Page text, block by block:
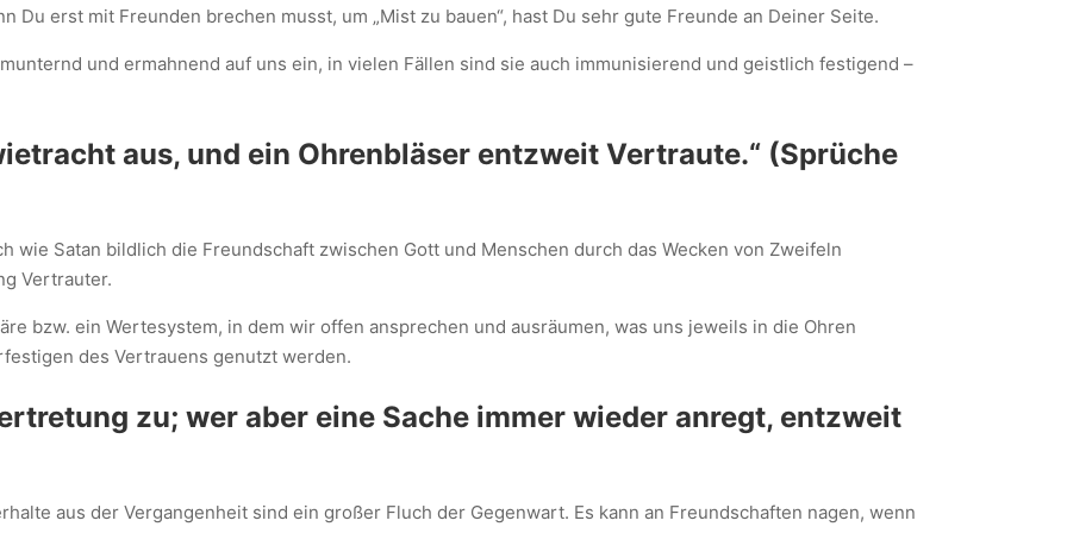
Du erst mit Freunden brechen musst, um „Mist zu bauen“, hast Du sehr gute Freunde an Deiner Seite.
und ermahnend auf uns ein, in vielen Fällen sind sie auch immunisierend und geistlich festigend –
aus, und ein Ohrenbläser entzweit Vertraute.“ (Sprüche
wie Satan bildlich die Freundschaft zwischen Gott und Menschen durch das Wecken von Zweifeln
Vertrauter.
bzw. ein Wertesystem, in dem wir offen ansprechen und ausräumen, was uns jeweils in die Ohren
des Vertrauens genutzt werden.
zu; wer aber eine Sache immer wieder anregt, entzweit
aus der Vergangenheit sind ein großer Fluch der Gegenwart. Es kann an Freundschaften nagen, wenn